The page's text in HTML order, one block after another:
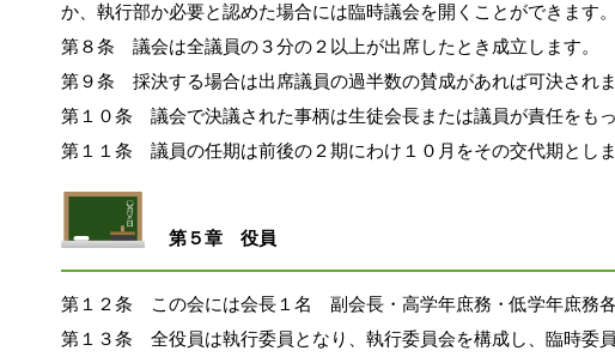
か、執行部か必要と認めた場合には臨時議会を開くことができます。
第８条　議会は全議員の３分の２以上が出席したとき成立します。
第９条　採決する場合は出席議員の過半数の賛成があれば可決されま
第１０条　議会で決議された事柄は生徒会長または議員が責任をも
第１１条　議員の任期は前後の２期にわけ１０月をその交代期としま
第５章　役員
第１２条　この会には会長１名　副会長・高学年庶務・低学年庶務
第１３条　全役員は執行委員となり、執行委員会を構成し、臨時委